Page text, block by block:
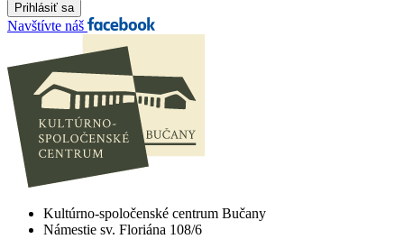
Navštívte náš
Kultúrno-spoločenské centrum Bučany
Námestie sv. Floriána 108/6